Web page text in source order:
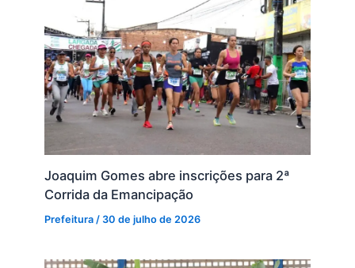
Joaquim Gomes abre inscrições para 2ª
Corrida da Emancipação
Prefeitura /30 de julho de 2026